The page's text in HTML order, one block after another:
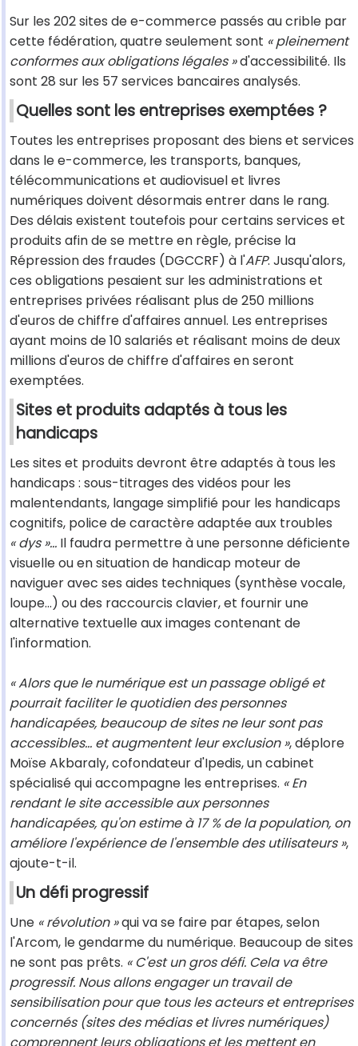
Sur les 202 sites de e-commerce passés au crible par
cette fédération, quatre seulement sont « pleinement
conformes aux obligations légales »d'accessibilité. Ils
sont 28 sur les 57 services bancaires analysés.
Quelles sont les entreprises exemptées ?
Toutes les entreprises proposant des biens et services
dans le e-commerce, les transports, banques,
télécommunications et audiovisuel et livres
numériques doivent désormais entrer dans le rang.
Des délais existent toutefois pour certains services et
produits afin de se mettre en règle, précise la
Répression des fraudes (DGCCRF) à l'AFP. Jusqu'alors,
ces obligations pesaient sur les administrations et
entreprises privées réalisant plus de 250 millions
d'euros de chiffre d'affaires annuel. Les entreprises
ayant moins de 10 salariés et réalisant moins de deux
millions d'euros de chiffre d'affaires en seront
exemptées.
Sites et produits adaptés à tous les
handicaps
Les sites et produits devront être adaptés à tous les
handicaps : sous-titrages des vidéos pour les
malentendants, langage simplifié pour les handicaps
cognitifs, police de caractère adaptée aux troubles
« dys »... Il faudra permettre à une personne déficiente
visuelle ou en situation de handicap moteur de
naviguer avec ses aides techniques (synthèse vocale,
loupe...) ou des raccourcis clavier, et fournir une
alternative textuelle aux images contenant de
l'information.
« Alors que le numérique est un passage obligé et
pourrait faciliter le quotidien des personnes
handicapées, beaucoup de sites ne leur sont pas
accessibles... et augmentent leur exclusion », déplore
Moïse Akbaraly, cofondateur d'Ipedis, un cabinet
spécialisé qui accompagne les entreprises. « En
rendant le site accessible aux personnes
handicapées, qu'on estime à 17 % de la population, on
améliore l'expérience de l'ensemble des utilisateurs »,
ajoute-t-il.
Un défi progressif
Une « révolution »qui va se faire par étapes, selon
l'Arcom, le gendarme du numérique. Beaucoup de sites
ne sont pas prêts. « C'est un gros défi. Cela va être
progressif. Nous allons engager un travail de
sensibilisation pour que tous les acteurs et entreprises
concernés (sites des médias et livres numériques)